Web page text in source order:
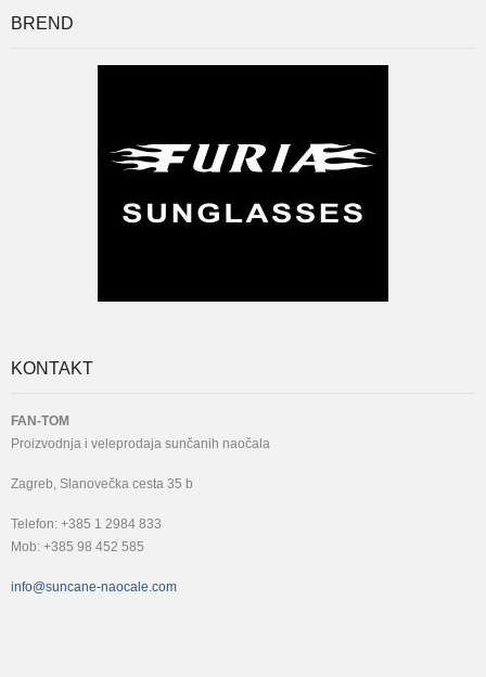
BREND
KONTAKT
FAN-TOM
Proizvodnja i veleprodaja sunčanih naočala
Zagreb, Slanovečka cesta 35 b
Telefon: +385 1 2984 833
Mob: +385 98 452 585
info@suncane-naocale.com